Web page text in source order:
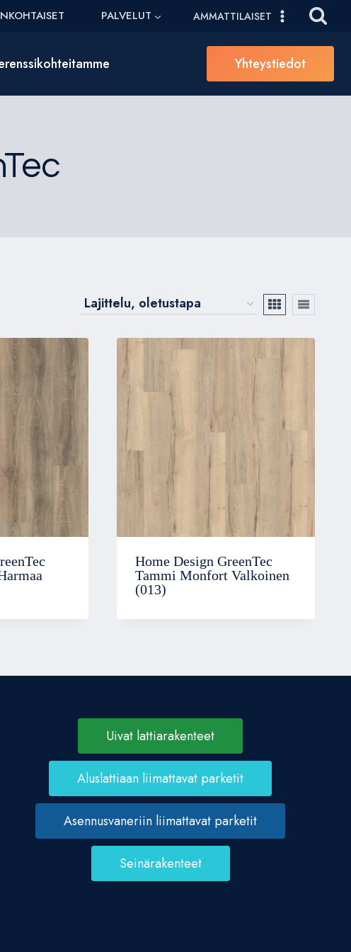
PALVELUT AMMATTILAISET
Yhteystiedot
Home Design GreenTec
Tammi Monfort Valkoinen
(013)
Uivat lattiarakenteet
Aluslattiaan liimattavat parketit
Asennusvaneriin liimattavat parketit
Seinärakenteet